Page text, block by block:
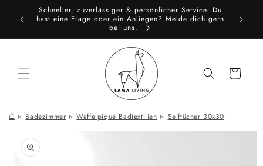
zum
Inhalt
Schneller, zuverlässiger & persönlicher Service. Du
hast eine Frage oder ein Anliegen? Melde dich gern
bei uns.
Warenkorb
⌂ Badezimmer Waffelpiqué Badtextilien Seiftücher 30x30